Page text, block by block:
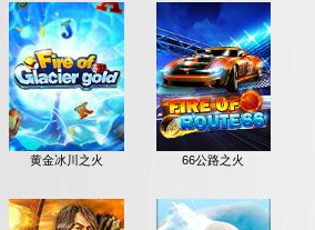
黄金冰川之火 66公路之火